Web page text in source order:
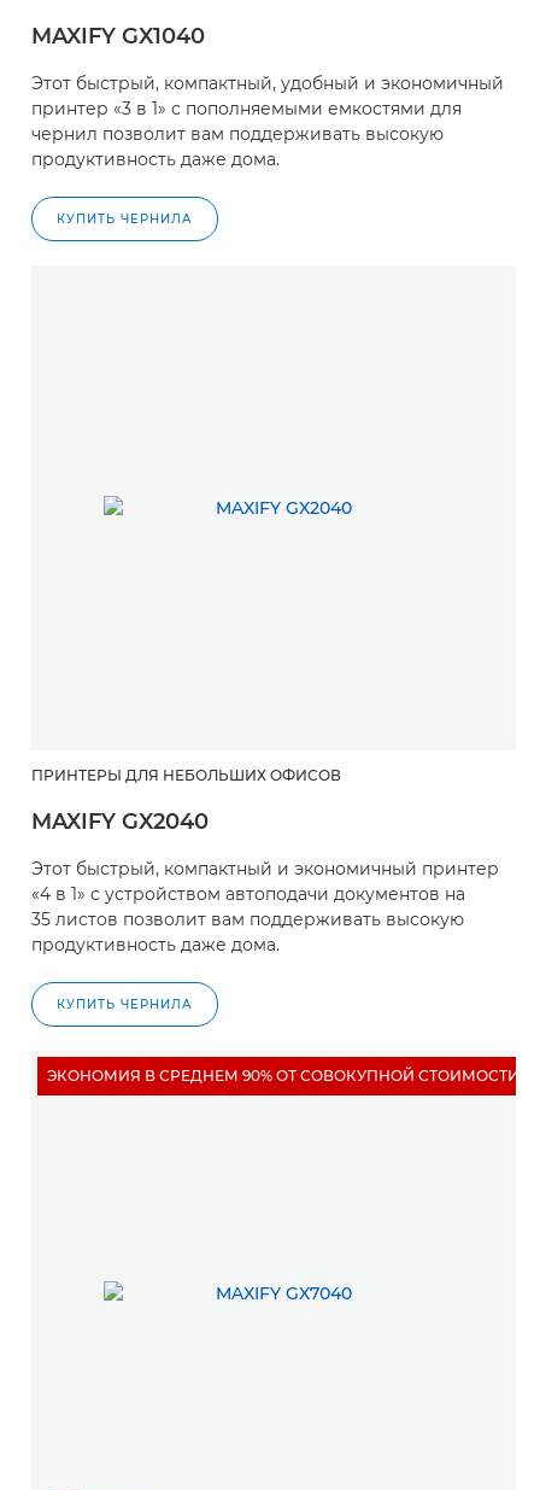
MAXIFY GX1040
Этот быстрый, компактный, удобный и экономичный
принтер «3 в 1» с пополняемыми емкостями для
чернил позволит вам поддерживать высокую
продуктивность даже дома.
КУПИТЬ ЧЕРНИЛА
ПРИНТЕРЫ ДЛЯ НЕБОЛЬШИХ ОФИСОВ
MAXIFY GX2040
Этот быстрый, компактный и экономичный принтер
«4 в 1» с устройством автоподачи документов на
35 листов позволит вам поддерживать высокую
продуктивность даже дома.
КУПИТЬ ЧЕРНИЛА
ЭКОНОМИЯ В СРЕДНЕМ 90% ОТ СОВОКУПНОЙ СТОИМОСТИ